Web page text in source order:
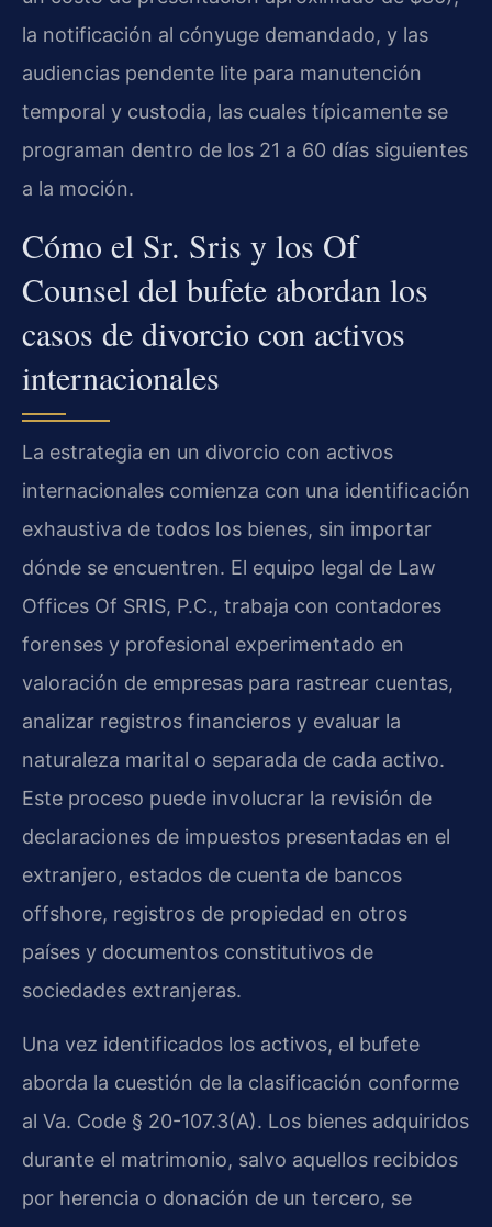
la notificación al cónyuge demandado, y las
audiencias pendente lite para manutención
temporal y custodia, las cuales típicamente se
programan dentro de los 21 a 60 días siguientes
a la moción.
Cómo el Sr. Sris y los Of
Counsel del bufete abordan los
casos de divorcio con activos
internacionales
La estrategia en un divorcio con activos
internacionales comienza con una identificación
exhaustiva de todos los bienes, sin importar
dónde se encuentren. El equipo legal de Law
Offices Of SRIS, P.C., trabaja con contadores
forenses y profesional experimentado en
valoración de empresas para rastrear cuentas,
analizar registros financieros y evaluar la
naturaleza marital o separada de cada activo.
Este proceso puede involucrar la revisión de
declaraciones de impuestos presentadas en el
extranjero, estados de cuenta de bancos
offshore, registros de propiedad en otros
países y documentos constitutivos de
sociedades extranjeras.
Una vez identificados los activos, el bufete
aborda la cuestión de la clasificación conforme
al Va. Code § 20-107.3(A). Los bienes adquiridos
durante el matrimonio, salvo aquellos recibidos
por herencia o donación de un tercero, se